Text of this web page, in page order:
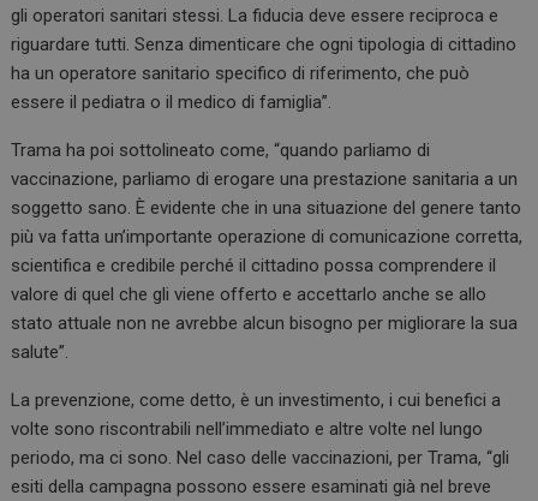
gli operatori sanitari stessi. La fiducia deve essere reciproca e
riguardare tutti. Senza dimenticare che ogni tipologia di cittadino
ha un operatore sanitario specifico di riferimento, che può
essere il pediatra o il medico di famiglia”.
Trama ha poi sottolineato come, “quando parliamo di
vaccinazione, parliamo di erogare una prestazione sanitaria a un
soggetto sano. È evidente che in una situazione del genere tanto
più va fatta un’importante operazione di comunicazione corretta,
scientifica e credibile perché il cittadino possa comprendere il
valore di quel che gli viene offerto e accettarlo anche se allo
stato attuale non ne avrebbe alcun bisogno per migliorare la sua
salute”.
La prevenzione, come detto, è un investimento, i cui benefici a
volte sono riscontrabili nell’immediato e altre volte nel lungo
periodo, ma ci sono. Nel caso delle vaccinazioni, per Trama, “gli
esiti della campagna possono essere esaminati già nel breve
.preventiontask.it
mese